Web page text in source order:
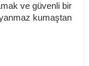
ve güvenli bir
kumaştan